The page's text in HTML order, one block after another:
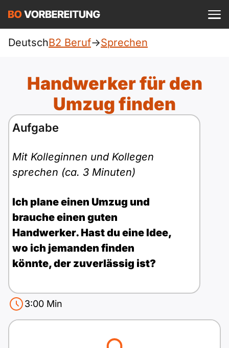
Beruf
Allgemein
telc
Goethe
ÖSD
Pflege (telc)
Deutsch
Englisch
Ukrainisch
Russisch
Polnisch
A1 Allgemein
A1 DTZ
A1 telc
A1 ÖIF
A2 Allgemein
A2 DTZ
A2 Goethe
A2 ÖIF
B1 Allgemein
B1 Beruf
B1 telc
B1 ÖIF
B2 Allgemein
B2 Beruf
B2 telc
B2 Goethe
B2 Pflege (telc)
Blog
Webinare
Mehr Tools
Online-Kurse
Einbürgerungstest
Einloggen ist kostenlos?
DeutschB2 Beruf->Sprechen
Handwerker für den
Umzug finden
Aufgabe
Mit Kolleginnen und Kollegen
sprechen (ca. 3 Minuten)
Ich plane einen Umzug und
brauche einen guten
Handwerker. Hast du eine Idee,
wo ich jemanden finden
könnte, der zuverlässig ist?
3:00 Min